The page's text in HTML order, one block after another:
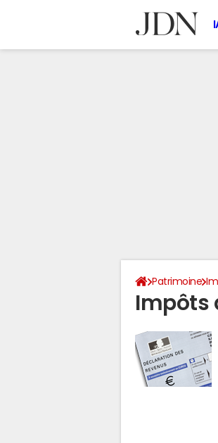
Patrimoine
Impôts